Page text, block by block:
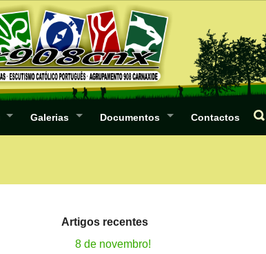
Galerias Documentos Contactos
Artigos recentes
8 de novembro!